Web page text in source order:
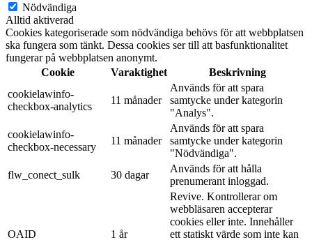
Nödvändiga
Alltid aktiverad
Cookies kategoriserade som nödvändiga behövs för att webbplatsen
ska fungera som tänkt. Dessa cookies ser till att basfunktionalitet
fungerar på webbplatsen anonymt.
Cookie
Varaktighet
Beskrivning
cookielawinfo-
checkbox-analytics
11 månader
Används för att spara
samtycke under kategorin
"Analys".
cookielawinfo-
checkbox-necessary
11 månader
Används för att spara
samtycke under kategorin
"Nödvändiga".
flw_conect_sulk
30 dagar
Används för att hålla
prenumerant inloggad.
OAID 1 år
Revive. Kontrollerar om
webbläsaren accepterar
cookies eller inte. Innehåller
ett statiskt värde som inte kan